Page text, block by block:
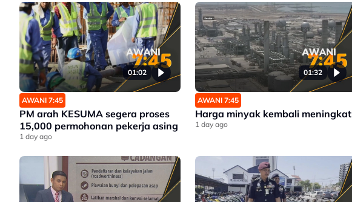
01:02
AWANI 7:45
PM arah KESUMA segera proses
15,000 permohonan pekerja asing
1 day ago
01:32
AWANI 7:45
Harga minyak kembali meningkat
1 day ago